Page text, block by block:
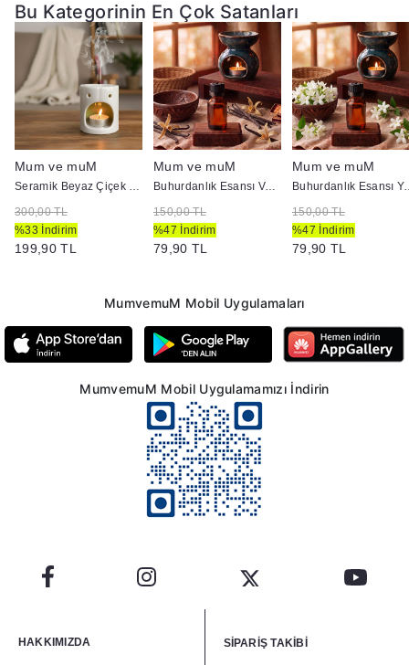
Bu Kategorinin En Çok Satanları
Mum ve muM
Seramik Beyaz Çiçek Model Buhurdanlık
300,00 TL
%33 İndirim
199,90 TL
Mum ve muM
Buhurdanlık Esansı Vanilya 10 cc
150,00 TL
%47 İndirim
79,90 TL
Mum ve muM
150,00 TL
%47 İndirim
79,90 TL
MumvemuM Mobil Uygulamaları
MumvemuM Mobil Uygulamamızı İndirin
HAKKIMIZDA SİPARİŞ TAKİBİ